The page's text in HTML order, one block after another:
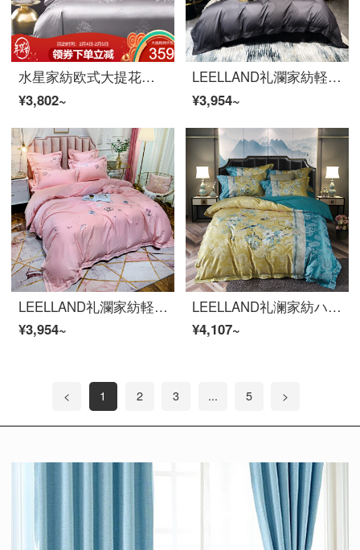
水星家紡欧式大提花日常セット現代シーツ布団カバー枕カバーベッド用品四点セットの蜜拉ベル1.8 M(6フィート)ベッド
¥3,802~
LEELLAND礼瀾家紡軽奢な100本のマカオ綿の綿の綿のサテンの花飾り用品4点セットの純綿のシーツ4点セットの羅浮1.5-1.8メートルのベッド/200*230 cm
¥3,954~
LEELLAND礼瀾家紡軽奢60本の綿の新鮮な漫画刺繍の全綿の寝具4点セットの純綿の貢の緞子の寝具セット旅行-粉1.5-1.8メートルのベッド/200*230 cm
¥3,954~
LEELLAND礼澜家紡ハイエンドヨーロッパ装飾美花プリント研磨寝具四点セット純綿厚い保温ベッドセット花に魅せられた顔-黄1.8-22.0メートルベッド/220*240 cm
¥4,107~
< 1 2 3 ... 5 >